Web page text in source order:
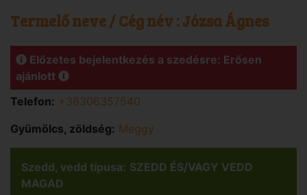
Termelő neve / Cég név : Józsa Ágnes
Előzetes bejelentkezés a szedésre: Erősen
ajánlott
Telefon: +36306357540
Gyümölcs, zöldség: Meggy
Szedd, vedd típusa: SZEDD ÉS/VAGY VEDD
MAGAD